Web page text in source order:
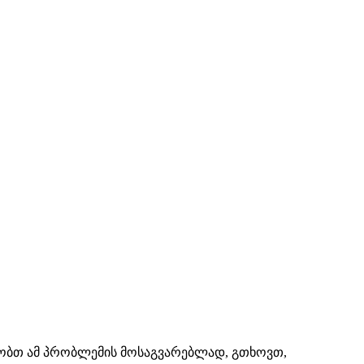
ამ პრობლემის მოსაგვარებლად, გთხოვთ,